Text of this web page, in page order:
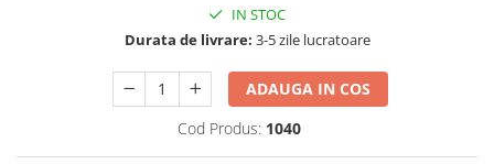
IN STOC
Durata de livrare: 3-5 zile lucratoare
ADAUGA IN COS
Cod Produs: 1040